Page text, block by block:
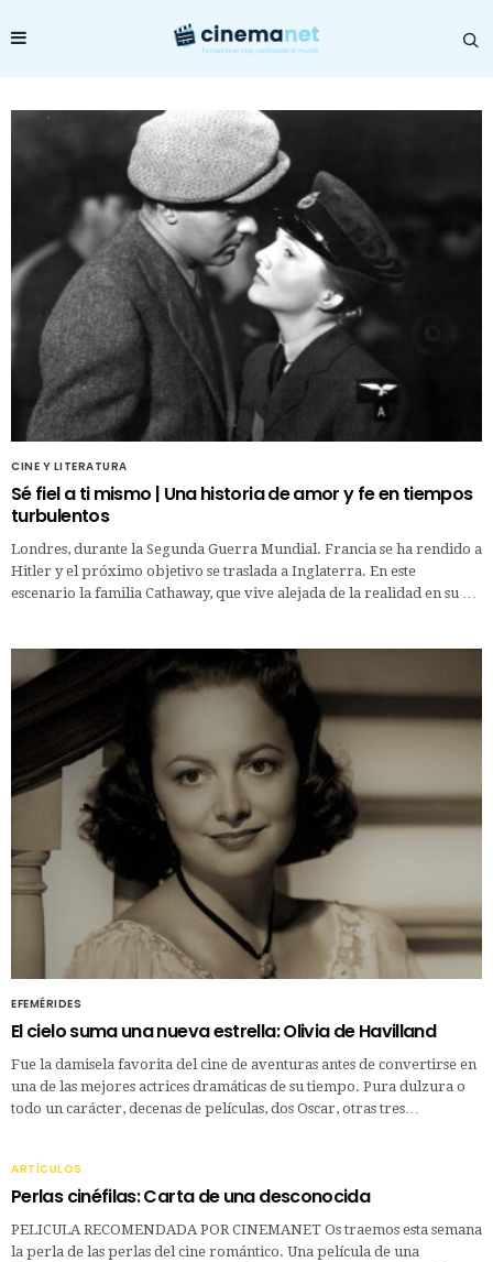
CINE Y LITERATURA
Sé fiel a ti mismo | Una historia de amor y fe en tiempos
turbulentos
Londres, durante la Segunda Guerra Mundial. Francia se ha rendido a
Hitler y el próximo objetivo se traslada a Inglaterra. En este
escenario la familia Cathaway, que vive alejada de la realidad en su …
EFEMÉRIDES
El cielo suma una nueva estrella: Olivia de Havilland
Fue la damisela favorita del cine de aventuras antes de convertirse en
una de las mejores actrices dramáticas de su tiempo. Pura dulzura o
todo un carácter, decenas de películas, dos Oscar, otras tres…
ARTÍCULOS
Perlas cinéfilas: Carta de una desconocida
PELICULA RECOMENDADA POR CINEMANET Os traemos esta semana
la perla de las perlas del cine romántico. Una película de una